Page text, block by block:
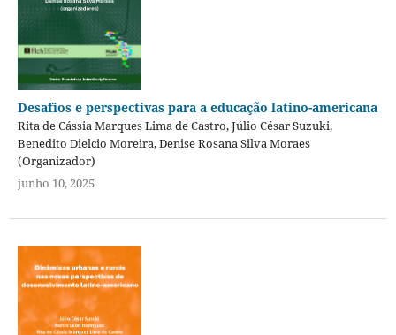
Desafios e perspectivas para a educação latino-americana
Rita de Cássia Marques Lima de Castro, Júlio César Suzuki,
Benedito Dielcio Moreira, Denise Rosana Silva Moraes
(Organizador)
junho 10, 2025